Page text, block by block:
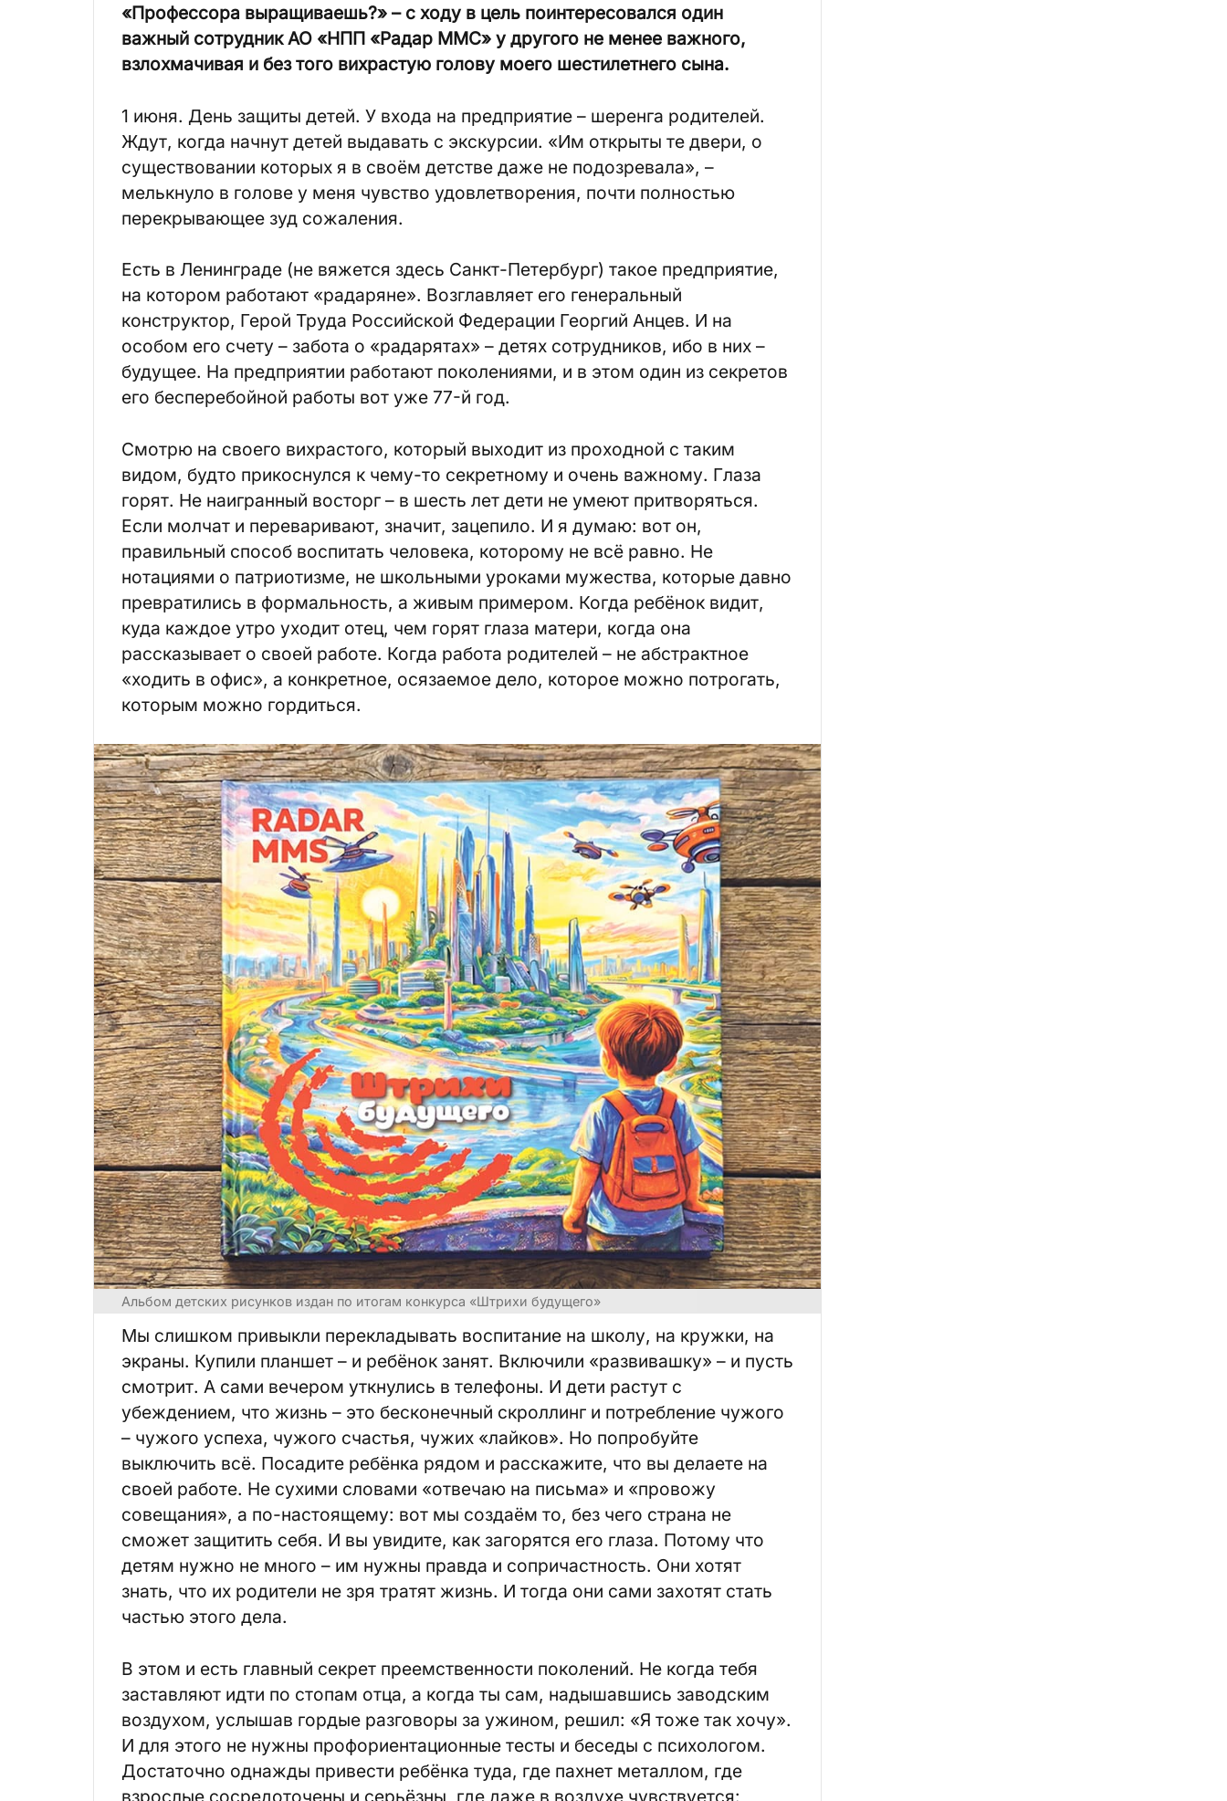
«Профессора выращиваешь?» – с ходу в цель поинтересовался один
важный сотрудник АО «НПП «Радар ММС» у другого не менее важного,
взлохмачивая и без того вихрастую голову моего шестилетнего сына.
1 июня. День защиты детей. У входа на предприятие – шеренга родителей.
Ждут, когда начнут детей выдавать с экскурсии. «Им открыты те двери, о
существовании которых я в своём детстве даже не подозревала», –
мелькнуло в голове у меня чувство удовлетворения, почти полностью
перекрывающее зуд сожаления.
Есть в Ленинграде (не вяжется здесь Санкт-Петербург) такое предприятие,
на котором работают «радаряне». Возглавляет его генеральный
конструктор, Герой Труда Российской Федерации Георгий Анцев. И на
особом его счету – забота о «радарятах» – детях сотрудников, ибо в них –
будущее. На предприятии работают поколениями, и в этом один из секретов
его бесперебойной работы вот уже 77-й год.
Смотрю на своего вихрастого, который выходит из проходной с таким
видом, будто прикоснулся к чему-то секретному и очень важному. Глаза
горят. Не наигранный восторг – в шесть лет дети не умеют притворяться.
Если молчат и переваривают, значит, зацепило. И я думаю: вот он,
правильный способ воспитать человека, которому не всё равно. Не
нотациями о патриотизме, не школьными уроками мужества, которые давно
превратились в формальность, а живым примером. Когда ребёнок видит,
куда каждое утро уходит отец, чем горят глаза матери, когда она
рассказывает о своей работе. Когда работа родителей – не абстрактное
«ходить в офис», а конкретное, осязаемое дело, которое можно потрогать,
которым можно гордиться.
Альбом детских рисунков издан по итогам конкурса «Штрихи будущего»
Мы слишком привыкли перекладывать воспитание на школу, на кружки, на
экраны. Купили планшет – и ребёнок занят. Включили «развивашку» – и пусть
смотрит. А сами вечером уткнулись в телефоны. И дети растут с
убеждением, что жизнь – это бесконечный скроллинг и потребление чужого
– чужого успеха, чужого счастья, чужих «лайков». Но попробуйте
выключить всё. Посадите ребёнка рядом и расскажите, что вы делаете на
своей работе. Не сухими словами «отвечаю на письма» и «провожу
совещания», а по-настоящему: вот мы создаём то, без чего страна не
сможет защитить себя. И вы увидите, как загорятся его глаза. Потому что
детям нужно не много – им нужны правда и сопричастность. Они хотят
знать, что их родители не зря тратят жизнь. И тогда они сами захотят стать
частью этого дела.
В этом и есть главный секрет преемственности поколений. Не когда тебя
заставляют идти по стопам отца, а когда ты сам, надышавшись заводским
воздухом, услышав гордые разговоры за ужином, решил: «Я тоже так хочу».
И для этого не нужны профориентационные тесты и беседы с психологом.
Достаточно однажды привести ребёнка туда, где пахнет металлом, где
взрослые сосредоточены и серьёзны, где даже в воздухе чувствуется: